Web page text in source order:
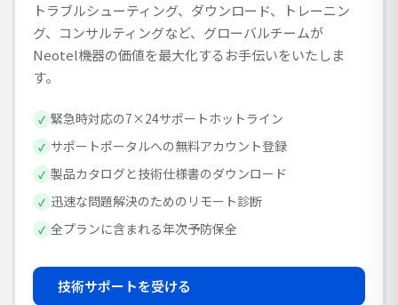
トラブルシューティング、ダウンロード、トレーニン
グ、コンサルティングなど、グローバルチームが
Neotel機器の価値を最大化するお手伝いをいたしま
す。
✓ 緊急時対応の7×24サポートホットライン
✓ サポートポータルへの無料アカウント登録
✓ 製品カタログと技術仕様書のダウンロード
✓ 迅速な問題解決のためのリモート診断
✓ 全プランに含まれる年次予防保全
技術サポートを受ける